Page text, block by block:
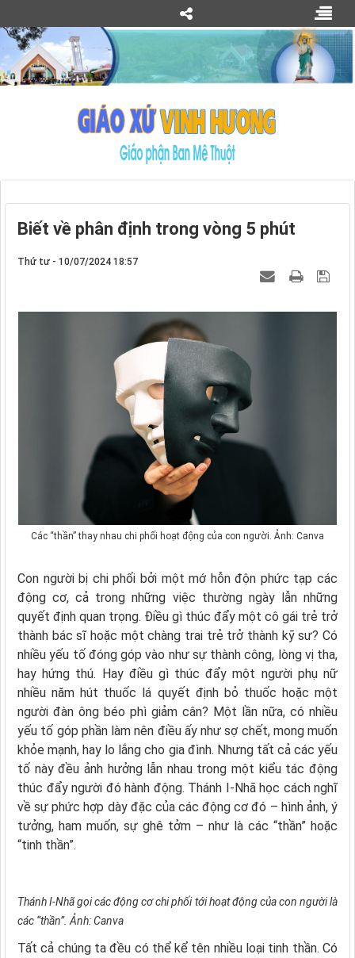
Biết về phân định trong vòng 5 phút
Thứ tư - 10/07/2024 18:57
Các “thần” thay nhau chi phối hoạt động của con người. Ảnh: Canva
Con người bị chi phối bởi một mớ hỗn độn phức tạp các
động cơ, cả trong những việc thường ngày lẫn những
quyết định quan trọng. Điều gì thúc đẩy một cô gái trẻ trở
thành bác sĩ hoặc một chàng trai trẻ trở thành kỹ sư? Có
nhiều yếu tố đóng góp vào như sự thành công, lòng vị tha,
hay hứng thú. Hay điều gì thúc đẩy một người phụ nữ
nhiều năm hút thuốc lá quyết định bỏ thuốc hoặc một
người đàn ông béo phì giảm cân? Một lần nữa, có nhiều
yếu tố góp phần làm nên điều ấy như sợ chết, mong muốn
khỏe mạnh, hay lo lắng cho gia đình. Nhưng tất cả các yếu
tố này đều ảnh hưởng lẫn nhau trong một kiểu tác động
thúc đẩy người đó hành động. Thánh I-Nhã học cách nghĩ
về sự phức hợp dày đặc của các động cơ đó – hình ảnh, ý
tưởng, ham muốn, sự ghê tởm – như là các “thần” hoặc
“tinh thần”.
Thánh I-Nhã gọi các động cơ chi phối tới hoạt động của con người là
các “thần”. Ảnh: Canva
Tất cả chúng ta đều có thể kể tên nhiều loại tinh thần. Có